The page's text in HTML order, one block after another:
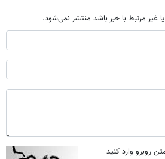
غیر مرتبط با خبر باشد منتشر نمی‌شود.
روبرو وارد کنید